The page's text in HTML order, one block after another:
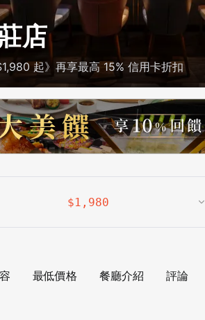
店
起》再享最高 15% 信用卡折扣
$1,980
最低價格 餐廳介紹 評論